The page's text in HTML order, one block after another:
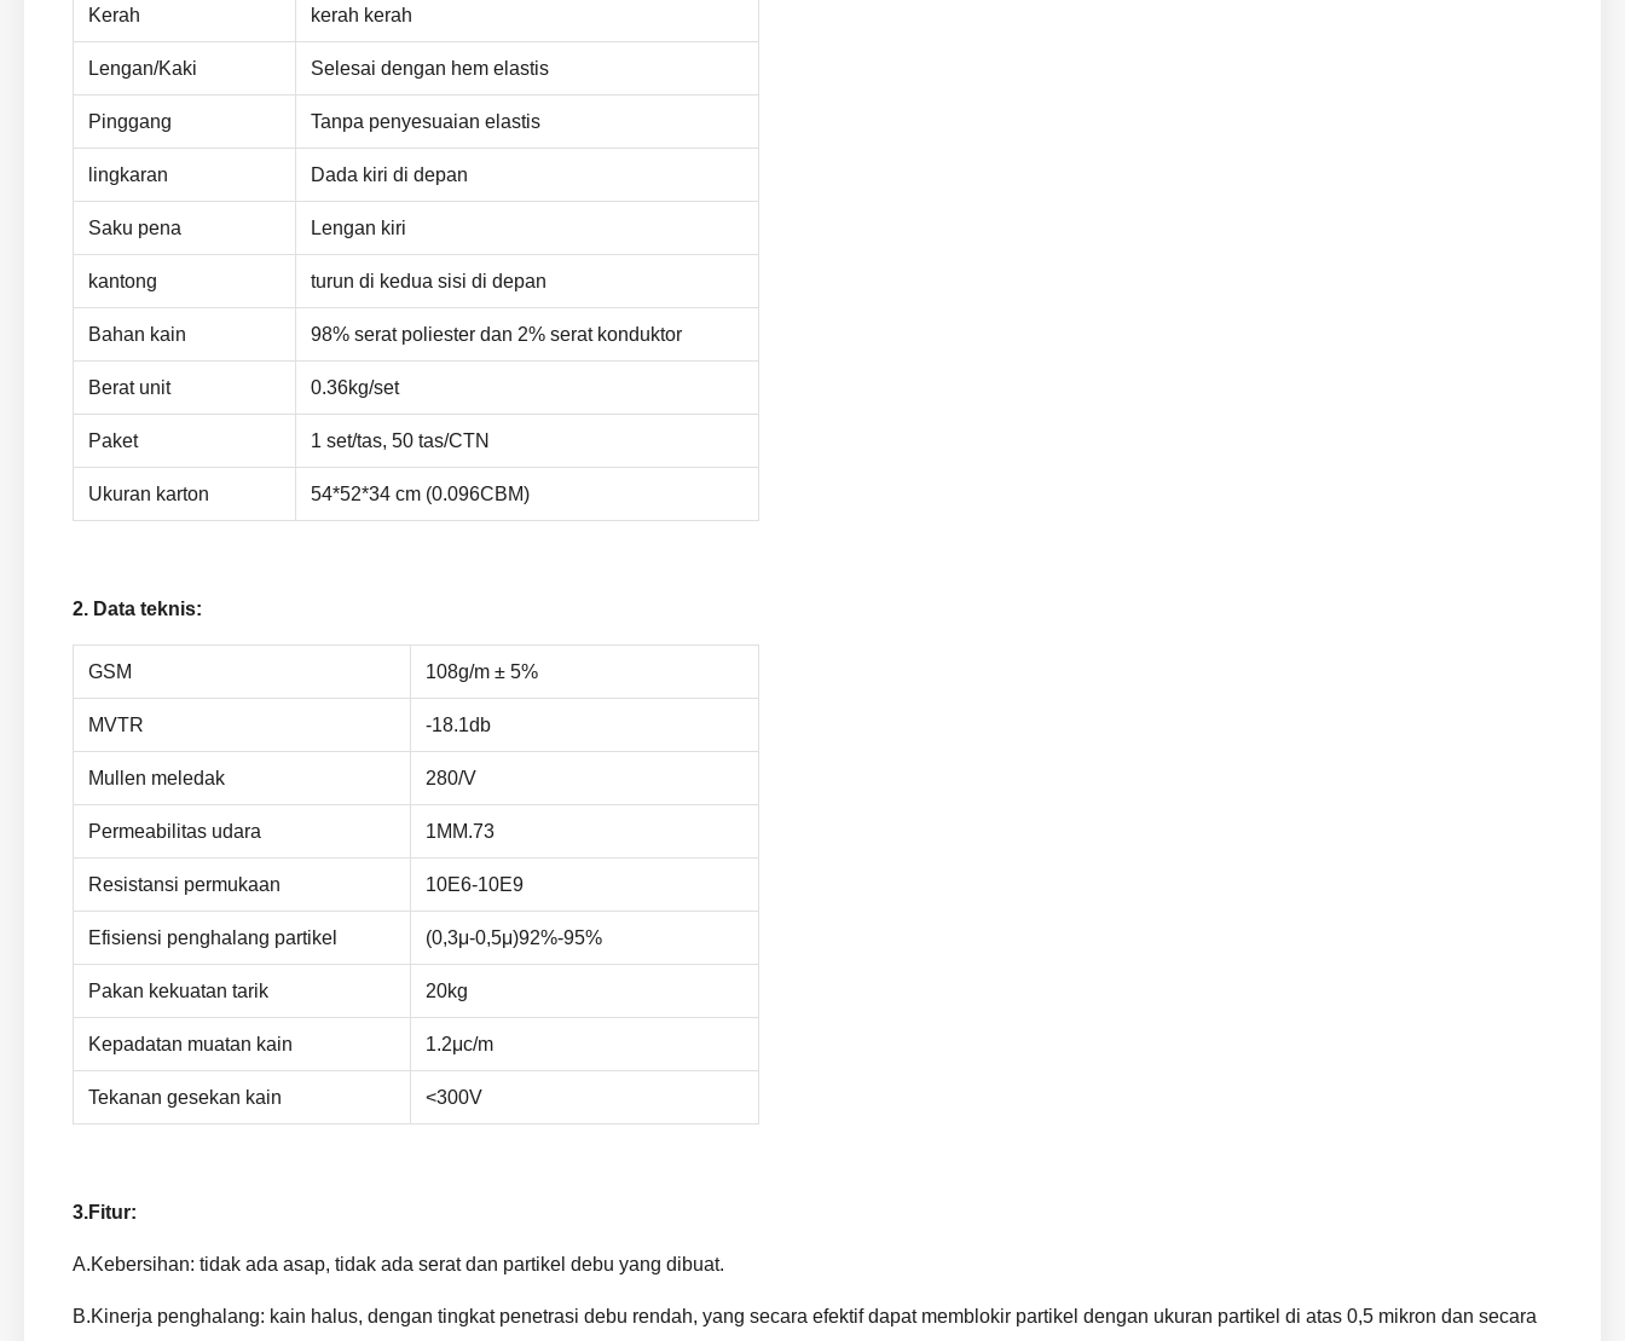
Kerah kerah kerah
Lengan/Kaki Selesai dengan hem elastis
Pinggang Tanpa penyesuaian elastis
lingkaran Dada kiri di depan
Saku pena Lengan kiri
kantong turun di kedua sisi di depan
Bahan kain 98% serat poliester dan 2% serat konduktor
Berat unit 0.36kg/set
Paket 1 set/tas, 50 tas/CTN
Ukuran karton 54*52*34 cm (0.096CBM)
2. Data teknis:
GSM 108g/m ± 5%
MVTR -18.1db
Mullen meledak 280/V
Permeabilitas udara 1MM.73
Resistansi permukaan 10E6-10E9
Efisiensi penghalang partikel (0,3μ-0,5μ)92%-95%
Pakan kekuatan tarik 20kg
Kepadatan muatan kain 1.2μc/m
Tekanan gesekan kain <300V
3.Fitur:
A.Kebersihan: tidak ada asap, tidak ada serat dan partikel debu yang dibuat.
B.Kinerja penghalang: kain halus, dengan tingkat penetrasi debu rendah, yang secara efektif dapat memblokir partikel dengan ukuran partikel di atas 0,5 mikron dan secara